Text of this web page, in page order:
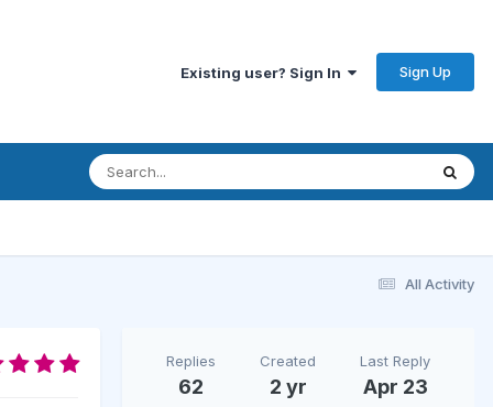
Existing user? Sign In Sign Up
All Activity
Replies
62
Created
2 yr
Last Reply
Apr 23